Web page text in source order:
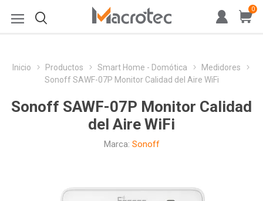
0
Inicio Productos Smart Home - Domótica
Medidores
Sonoff SAWF-07P Monitor Calidad del Aire WiFi
Sonoff SAWF-07P Monitor Calidad
del Aire WiFi
Marca: Sonoff